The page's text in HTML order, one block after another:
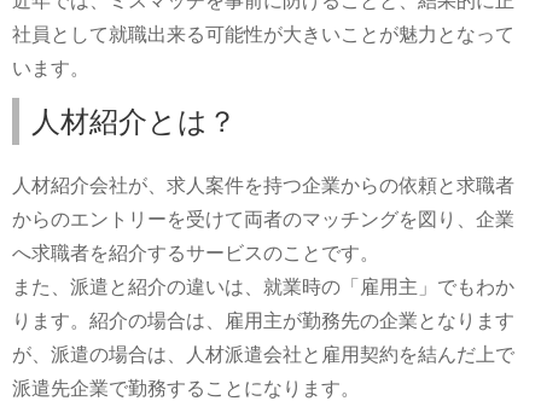
社員として就職出来る可能性が大きいことが魅力となって
います。
人材紹介とは？
人材紹介会社が、求人案件を持つ企業からの依頼と求職者
からのエントリーを受けて両者のマッチングを図り、企業
へ求職者を紹介するサービスのことです。
また、派遣と紹介の違いは、就業時の「雇用主」でもわか
ります。紹介の場合は、雇用主が勤務先の企業となります
が、派遣の場合は、人材派遣会社と雇用契約を結んだ上で
派遣先企業で勤務することになります。